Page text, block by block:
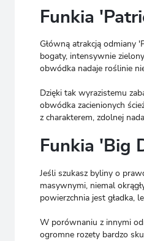
Funkia
Główną atrakcją odmiany
bogaty, intensywnie
obwódka nadaje roślinie
Dzięki tak wyrazistemu
obwódka zacienionych
z charakterem, zdolnej
Funkia 'Big
Jeśli szukasz byliny o
masywnymi, niemal
powierzchnia jest gładka,
W porównaniu z innymi
ogromne rozety bardzo